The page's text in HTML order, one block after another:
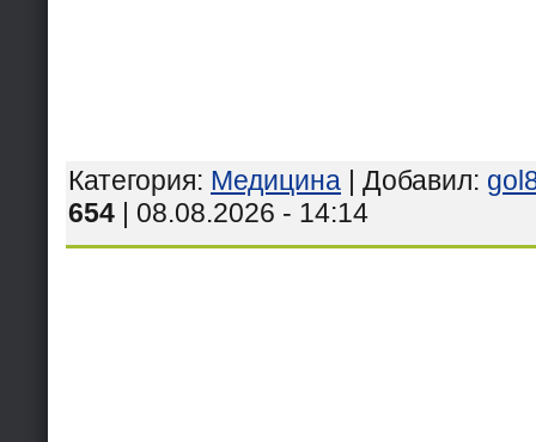
Категория: Медицина | Добавил:
654 | 08.08.2026 - 14:14